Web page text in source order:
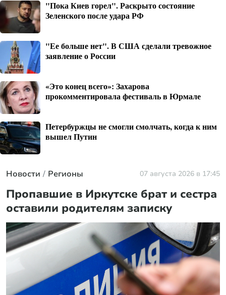
"Пока Киев горел". Раскрыто состояние
Зеленского после удара РФ
"Ее больше нет". В США сделали тревожное
заявление о России
«Это конец всего»: Захарова
прокомментировала фестиваль в Юрмале
Петербуржцы не смогли смолчать, когда к ним
вышел Путин
Новости Регионы 07 августа 2026 в 17:45
Пропавшие в Иркутске брат и сестра
оставили родителям записку